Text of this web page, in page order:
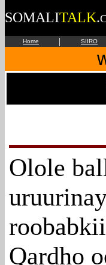
SOMALITALK.
Home | SIIRO
Olole
Qardho